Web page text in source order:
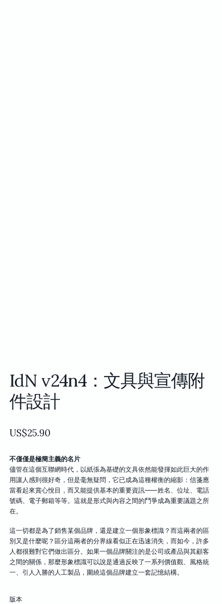
IdN v24n4：文具與宣傳附
件設計
US$25.90
不僅僅是極簡主義的名片
儘管在這個互聯網時代，以紙張為基礎的文具依然能發揮如此巨大的作
用讓人感到很好奇，但是毫無疑問，它已成為這種權衡的縮影：信箋應
當看起來賞心悅目，而又能提供基本的重要資訊⸺姓名、位址、電話
號碼、電子郵箱等等。這就是形式與內容之間的鬥爭成為重要議題之所
在。
這一切都是為了銷售某個品牌，還是建立一個形象標識？而這兩者的區
別又是什麼呢？區分這兩者的分界線看似正在迅速消失，而如今，許多
人都很難對它們做出區分。如果一個品牌關注的是公司或產品與其顧客
之間的關係，那麼形象標識可以說是通過反映了一系列價值觀、風格統
一、引人入勝的人工製品，圍繞這個品牌建立一套記憶結構。
版本